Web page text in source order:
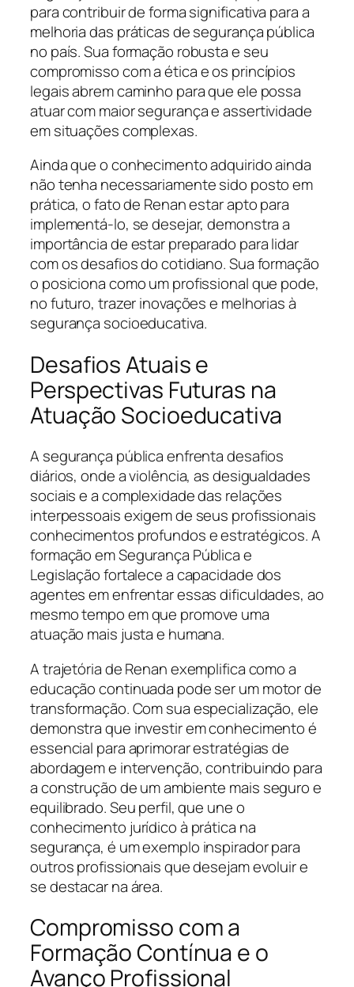
para contribuir de forma significativa para a
melhoria das práticas de segurança pública
no país. Sua formação robusta e seu
compromisso com a ética e os princípios
legais abrem caminho para que ele possa
atuar com maior segurança e assertividade
em situações complexas.
Ainda que o conhecimento adquirido ainda
não tenha necessariamente sido posto em
prática, o fato de Renan estar apto para
implementá-lo, se desejar, demonstra a
importância de estar preparado para lidar
com os desafios do cotidiano. Sua formação
o posiciona como um profissional que pode,
no futuro, trazer inovações e melhorias à
segurança socioeducativa.
Desafios Atuais e
Perspectivas Futuras na
Atuação Socioeducativa
A segurança pública enfrenta desafios
diários, onde a violência, as desigualdades
sociais e a complexidade das relações
interpessoais exigem de seus profissionais
conhecimentos profundos e estratégicos. A
formação em Segurança Pública e
Legislação fortalece a capacidade dos
agentes em enfrentar essas dificuldades, ao
mesmo tempo em que promove uma
atuação mais justa e humana.
A trajetória de Renan exemplifica como a
educação continuada pode ser um motor de
transformação. Com sua especialização, ele
demonstra que investir em conhecimento é
essencial para aprimorar estratégias de
abordagem e intervenção, contribuindo para
a construção de um ambiente mais seguro e
equilibrado. Seu perfil, que une o
conhecimento jurídico à prática na
segurança, é um exemplo inspirador para
outros profissionais que desejam evoluir e
se destacar na área.
Compromisso com a
Formação Contínua e o
Avanço Profissional